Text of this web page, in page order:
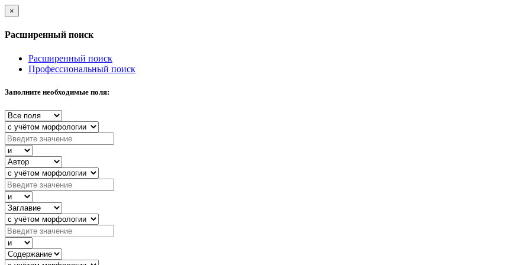
×
Расширенный поиск
Расширенный поиск
Профессиональный поиск
Заполните необходимые поля: